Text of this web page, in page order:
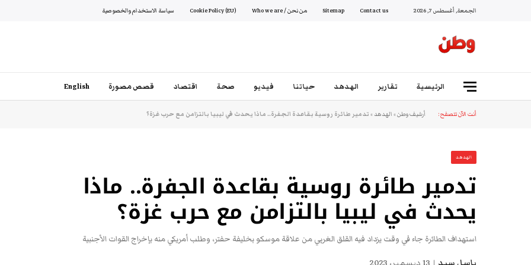
الجمعة, أغسطس 7, 2026 Contact us
Sitemap من نحن / Who we are Cookie Policy (EU) سياسة الاستخدام والخصوصية
الرئيسية تقارير الهدهد حياتنا فيديو صحة اقتصاد قصص مصورة English
أنت الآن تتصفح: أرشيف وطن»الهدهد»تدمير طائرة روسية بقاعدة الجفرة.. ماذا يحدث في ليبيا بالتزامن مع حرب غزة؟
الهدهد
تدمير طائرة روسية بقاعدة الجفرة.. ماذا
يحدث في ليبيا بالتزامن مع حرب غزة؟
استهداف الطائرة جاء في وقت يزداد فيه القلق الغربي من علاقة موسكو بخليفة حفتر، وطلب أمريكي منه بإخراج القوات الأجنبية